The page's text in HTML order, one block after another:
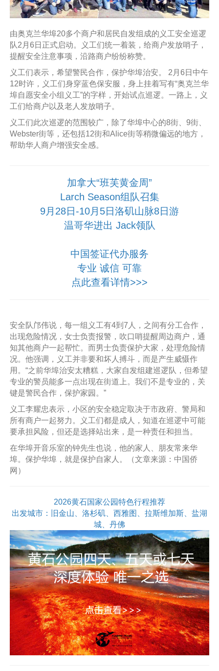
由奥克兰华埠20多个商户和居民自发组成的义工安全巡逻
队2月6日正式启动。义工们统一着装，给商户发放哨子，
提醒安全注意事项，沿路商户纷纷称赞。
义工们表示，希望警民合作，保护华埠治安。 2月6日中午
12时许，义工们身穿蓝色保安服，身上挂着写有“奥克兰华
埠自愿安全小组义工”的字样，开始试点巡逻。一路上，义
工们给商户以及老人发放哨子。
义工们此次巡逻的范围较广，除了华埠中心的8街、9街、
Webster街等，还包括12街和Alice街等稍微偏远的地方，
帮助华人商户增强安全感。
加拿大“班芙黄金周”
Larch Season组队召集
9月28日-10月5日洛矶山脉8日游
温哥华进出 Jack领队
中国签证代办服务
专业 诚信 可靠
点此查看详情>>>
安全队邝伟说，每一组义工有4到7人，之间有分工合作，
出现危险情况，女士负责报警，吹口哨提醒周边商户，通
知其他商户一起帮忙。而男士负责保护大家，处理危险情
况。他强调，义工并非要和坏人搏斗，而是产生威慑作
用。“之前华埠治安太糟糕，大家自发组建巡逻队，但希望
专业的警员能多一点出现在街道上。我们不是专业的，关
键是警民合作，保护家园。”
义工李耀忠表示，小区的安全稳定取决于市政府、警局和
所有商户一起努力。义工们都是成人，知道在巡逻中可能
要承担风险，但还是选择站出来，是一种责任和担当。
在华埠开音乐室的钟先生也说，他的家人、朋友常来华
埠。保护华埠，就是保护自家人。（文章来源：中国侨
网）
2026黄石国家公园特色行程推荐
出发城市：旧金山、洛杉矶、西雅图、拉斯维加斯、盐湖
城、丹佛